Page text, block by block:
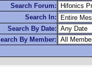
Search Forum:
Search In:
Search By Date:
By Member: